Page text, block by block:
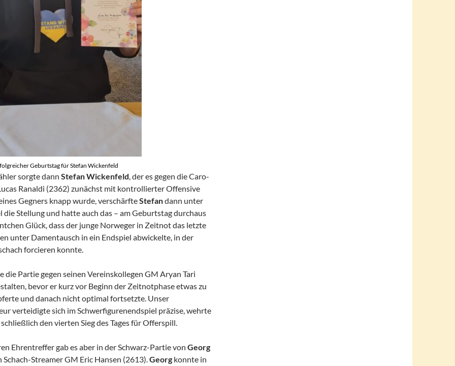
Geburtstag für Stefan Wickenfeld
sorgte dann Stefan Wickenfeld, der es gegen die Caro-
Ranaldi (2362) zunächst mit kontrollierter Offensive
Gegners knapp wurde, verschärfteStefandann unter
Stellung und hatte auch das – am Geburtstag durchaus
Glück, dass der junge Norweger in Zeitnot das letzte
unter Damentausch in ein Endspiel abwickelte, in der
forcieren konnte.
die Partie gegen seinen Vereinskollegen GM Aryan Tari
bevor er kurz vor Beginn der Zeitnotphase etwas zu
und danach nicht optimal fortsetzte. Unser
verteidigte sich im Schwerfigurenendspiel präzise, wehrte
den vierten Sieg des Tages für Offerspill.
Ehrentreffer gab es aber in der Schwarz-Partie von Georg
Streamer GM Eric Hansen (2613).Georg konnte in